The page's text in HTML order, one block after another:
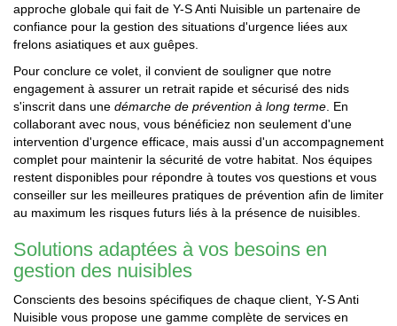
approche globale qui fait de Y-S Anti Nuisible un partenaire de
confiance pour la gestion des situations d'urgence liées aux
frelons asiatiques et aux guêpes.
Pour conclure ce volet, il convient de souligner que notre
engagement à assurer un retrait rapide et sécurisé des nids
s'inscrit dans une démarche de prévention à long terme . En
collaborant avec nous, vous bénéficiez non seulement d'une
intervention d'urgence efficace, mais aussi d'un accompagnement
complet pour maintenir la sécurité de votre habitat. Nos équipes
restent disponibles pour répondre à toutes vos questions et vous
conseiller sur les meilleures pratiques de prévention afin de limiter
au maximum les risques futurs liés à la présence de nuisibles.
Solutions adaptées à vos besoins en
gestion des nuisibles
Conscients des besoins spécifiques de chaque client, Y-S Anti
Nuisible vous propose une gamme complète de services en